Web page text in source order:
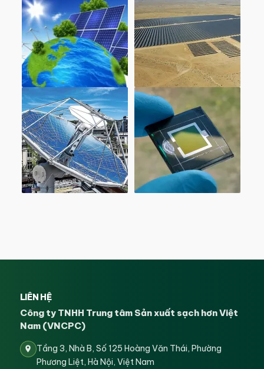
LIÊN HỆ
Công ty TNHH Trung tâm Sản xuất sạch hơn Việt
Nam (VNCPC)
Tầng 3, Nhà B, Số 125 Hoàng Văn Thái, Phường
Phương Liệt, Hà Nội, Việt Nam